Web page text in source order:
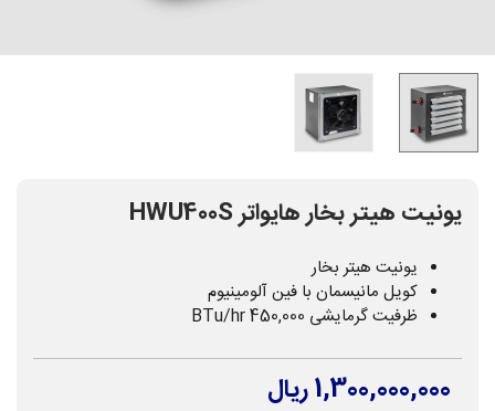
یونیت هیتر بخار هایواتر HWU400S
یونیت هیتر بخار
کویل مانیسمان با فین آلومینیوم
ظرفیت گرمایشی 450,000 BTu/hr
1,300,000,000 ریال